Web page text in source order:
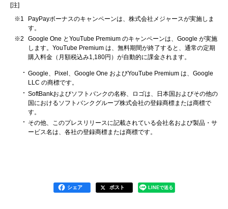
[注]
※1
PayPayボーナスのキャンペーンは、株式会社メジャースが実施しま
す。
※2
Google One とYouTube Premium のキャンペーンは、Google が実施
します。YouTube Premium は、無料期間が終了すると、通常の定期
購入料金（月額税込み1,180円）が自動的に課金されます。
Google、Pixel、Google One およびYouTube Premium は、Google
LLC の商標です。
SoftBankおよびソフトバンクの名称、ロゴは、日本国およびその他の
国におけるソフトバンクグループ株式会社の登録商標または商標で
す。
その他、このプレスリリースに記載されている会社名および製品・サ
ービス名は、各社の登録商標または商標です。
シェア ポスト LINEで送る